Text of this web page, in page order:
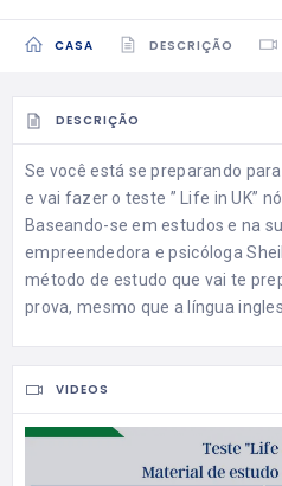
CASA DESCRIÇÃO
DESCRIÇÃO
Se você está se preparando
e vai fazer o teste ” Life in UK”
Baseando-se em estudos e na
empreendedora e psicóloga
método de estudo que vai te
prova, mesmo que a língua
VIDEOS